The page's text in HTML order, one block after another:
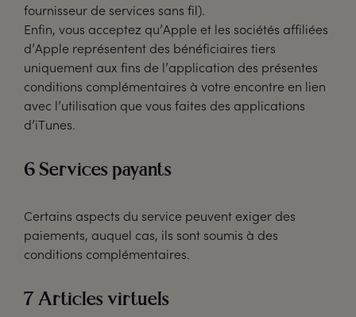
fournisseur de services sans fil).
Enfin, vous acceptez qu’Apple et les sociétés affiliées
d’Apple représentent des bénéficiaires tiers
uniquement aux fins de l’application des présentes
conditions complémentaires à votre encontre en lien
avec l’utilisation que vous faites des applications
d’iTunes.
6 Services payants
Certains aspects du service peuvent exiger des
paiements, auquel cas, ils sont soumis à des
conditions complémentaires.
7 Articles virtuels